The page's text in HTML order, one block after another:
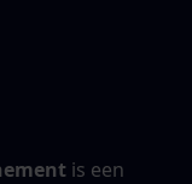
is een